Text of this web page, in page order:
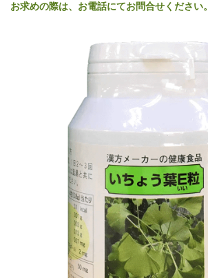
お求めの際は、お電話にてお問合せください。